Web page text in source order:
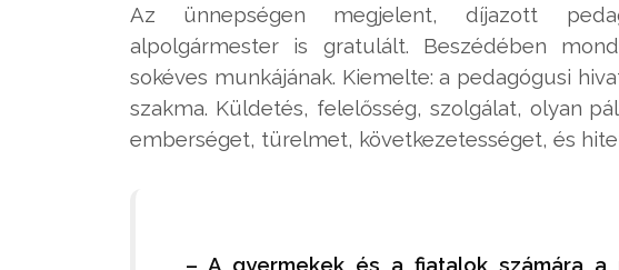
Az ünnepségen megjelent, díjazott
alpolgármester is gratulált. Beszédében
sokéves munkájának. Kiemelte: a pedagógusi
szakma. Küldetés, felelősség, szolgálat, olyan
emberséget, türelmet, következetességet, és
– A gyermekek és a fiatalok számára a